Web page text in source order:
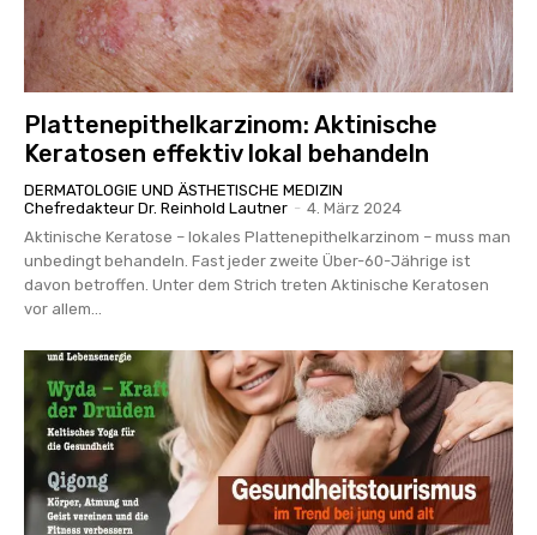
­Plattenepithelkarzinom: Aktinische
Keratosen effektiv lokal behandeln
DERMATOLOGIE UND ÄSTHETISCHE MEDIZIN
Chefredakteur Dr. Reinhold Lautner - 4. März 2024
Aktinische Keratose – lokales Plattenepithelkarzinom – muss man
unbedingt behandeln. Fast jeder zweite Über-60-Jährige ist
davon betroffen. Unter dem Strich treten Aktinische Keratosen
vor allem...